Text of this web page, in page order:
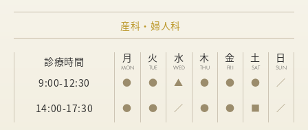
産科・婦人科
診療時間 月
MON
火
TUE
水
WED
木
THU
金
FRI
土
SAT
日
SUN
9:00-12:30 ● ● ▲ ● ● ● ／
14:00-17:30 ● ● ／ ● ● ■ ／